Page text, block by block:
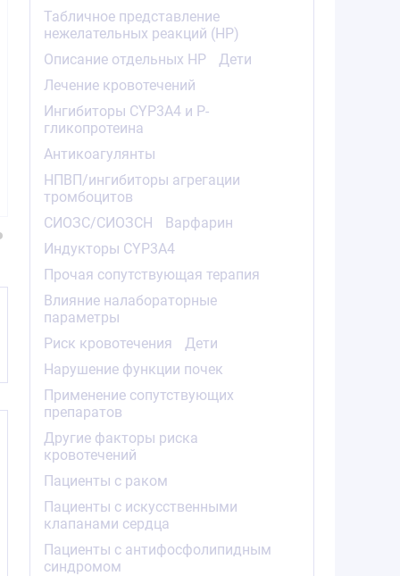
от7000.00₽
Ксарелто таблетки
покрытые
плёночной
оболочкой 10мг
№98
покрытые
плёночной
№98
Табличное представление
нежелательных реакций (HP)
Описание отдельных HP
Дети
Лечение кровотечений
Ингибиторы CYP3A4 и Р-
гликопротеина
Антикоагулянты
НПВП/ингибиторы агрегации
тромбоцитов
СИОЗС/СИОЗСН
Варфарин
Индукторы CYP3A4
Прочая сопутствующая терапия
Влияние налабораторные
параметры
Риск кровотечения
Дети
Нарушение функции почек
Применение сопутствующих
препаратов
Другие факторы риска
кровотечений
Пациенты с раком
Пациенты с искусственными
клапанами сердца
Пациенты с антифосфолипидным
синдромом